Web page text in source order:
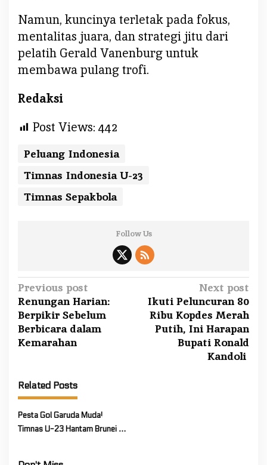
Namun, kuncinya terletak pada fokus,
mentalitas juara, dan strategi jitu dari
pelatih Gerald Vanenburg untuk
membawa pulang trofi.
Redaksi
Post Views: 442
Peluang Indonesia
Timnas Indonesia U-23
Timnas Sepakbola
Follow Us
P
o
s
t
v
i
g
Previous post
Renungan Harian:
Berpikir Sebelum
Berbicara dalam
Kemarahan
Next post
Ikuti Peluncuran 80
Ribu Kopdes Merah
Putih, Ini Harapan
Bupati Ronald
Kandoli
Related Posts
Pesta Gol Garuda Muda!
Timnas U-23 Hantam Brunei 8-